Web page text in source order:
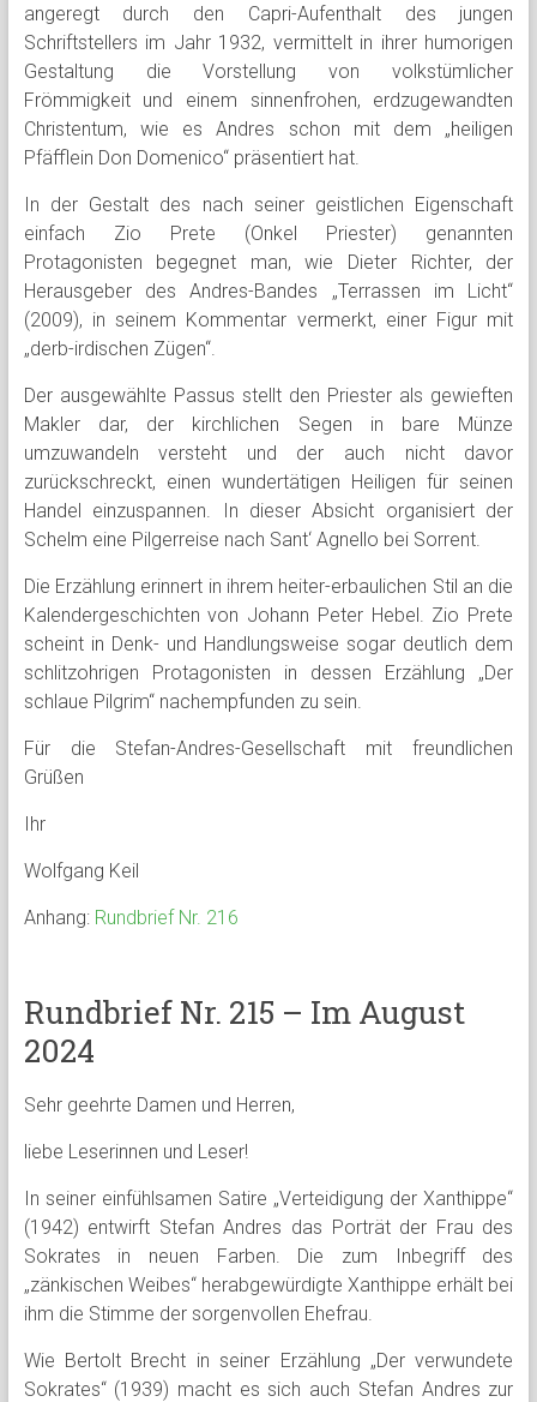
angeregt durch den Capri-Aufenthalt des jungen
Schriftstellers im Jahr 1932, vermittelt in ihrer humorigen
Gestaltung die Vorstellung von volkstümlicher
Frömmigkeit und einem sinnenfrohen, erdzugewandten
Christentum, wie es Andres schon mit dem „heiligen
Pfäfflein Don Domenico“ präsentiert hat.
In der Gestalt des nach seiner geistlichen Eigenschaft
einfach Zio Prete (Onkel Priester) genannten
Protagonisten begegnet man, wie Dieter Richter, der
Herausgeber des Andres-Bandes „Terrassen im Licht“
(2009), in seinem Kommentar vermerkt, einer Figur mit
„derb-irdischen Zügen“.
Der ausgewählte Passus stellt den Priester als gewieften
Makler dar, der kirchlichen Segen in bare Münze
umzuwandeln versteht und der auch nicht davor
zurückschreckt, einen wundertätigen Heiligen für seinen
Handel einzuspannen. In dieser Absicht organisiert der
Schelm eine Pilgerreise nach Sant‘ Agnello bei Sorrent.
Die Erzählung erinnert in ihrem heiter-erbaulichen Stil an die
Kalendergeschichten von Johann Peter Hebel. Zio Prete
scheint in Denk- und Handlungsweise sogar deutlich dem
schlitzohrigen Protagonisten in dessen Erzählung „Der
schlaue Pilgrim“ nachempfunden zu sein.
Für die Stefan-Andres-Gesellschaft mit freundlichen
Grüßen
Ihr
Wolfgang Keil
Anhang: Rundbrief Nr. 216
Rundbrief Nr. 215 – Im August
2024
Sehr geehrte Damen und Herren,
liebe Leserinnen und Leser!
In seiner einfühlsamen Satire „Verteidigung der Xanthippe“
(1942) entwirft Stefan Andres das Porträt der Frau des
Sokrates in neuen Farben. Die zum Inbegriff des
„zänkischen Weibes“ herabgewürdigte Xanthippe erhält bei
ihm die Stimme der sorgenvollen Ehefrau.
Wie Bertolt Brecht in seiner Erzählung „Der verwundete
Sokrates“ (1939) macht es sich auch Stefan Andres zur